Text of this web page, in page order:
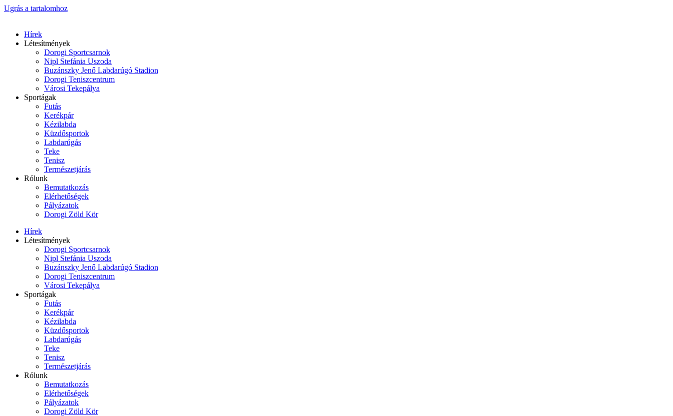
Ugrás a tartalomhoz
Hírek
Létesítmények
Dorogi Sportcsarnok
Nipl Stefánia Uszoda
Buzánszky Jenő Labdarúgó Stadion
Dorogi Teniszcentrum
Városi Tekepálya
Sportágak
Futás
Kerékpár
Kézilabda
Küzdősportok
Labdarúgás
Teke
Tenisz
Természetjárás
Rólunk
Bemutatkozás
Elérhetőségek
Pályázatok
Dorogi Zöld Kör
Hírek
Létesítmények
Dorogi Sportcsarnok
Nipl Stefánia Uszoda
Buzánszky Jenő Labdarúgó Stadion
Dorogi Teniszcentrum
Városi Tekepálya
Sportágak
Futás
Kerékpár
Kézilabda
Küzdősportok
Labdarúgás
Teke
Tenisz
Természetjárás
Rólunk
Bemutatkozás
Elérhetőségek
Pályázatok
Dorogi Zöld Kör